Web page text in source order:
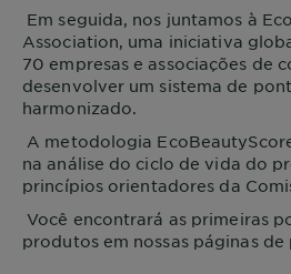
Em seguida, nos juntamos à
Association, uma iniciativa
70 empresas e associações de
desenvolver um sistema de
harmonizado.
A metodologia
na análise do ciclo de vida do
princípios orientadores da
Você encontrará as primeiras
produtos em nossas páginas